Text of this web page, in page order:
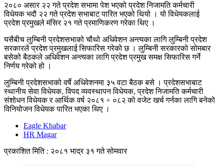
२०८० असार २२ गते प्रदेश सभामा पेश भएको प्रदेश निजामति कर्मचारी
विधेयक भदौ २२ गते प्रदेश सभाबाट पारित भएको थियो । यो विधेयकलाई
प्रदेश प्रमुखले मंसिर २१ गते प्रमाणिकरण गरेका थिए ।
यसैबीच लुम्बिनी प्रदेशसभाको चौथो अधिवेशन अन्त्यका लागि लुम्बिनी प्रदेश
सरकारले प्रदेश प्रमुखलाई सिफारिस गरेको छ । लुम्बिनी सरकारको सोमबार
बसेको बैठकले अधिवेशन अन्त्यका लागि प्रदेश प्रमुख समक्ष सिफारिस गर्ने
निर्णय गरेको हो ।
लुम्बिनी प्रदेशसभाको वर्षे अधिवेशनमा ३५ वटा बैठक बसे । प्रदेशसभाबाट
स्थानीय सेवा विधेयक, विपद व्यवस्थापन विधेयक, प्रदेश निजामति कर्मचारी
संशोधन विधेयक र आर्थिक वर्ष २०८१ ÷ ०८२ को वजेट खर्च गर्नका लागि बनेको
विनियोजन विधेयक पारित भएका थिए ।
Eagle Khabar
HR Magar
प्रकाशित मिति : २०८१ भाद्र ३१ गते सोमवार